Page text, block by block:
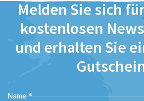
Melden Sie sich
kostenlosen
und erhalten Sie
Name *